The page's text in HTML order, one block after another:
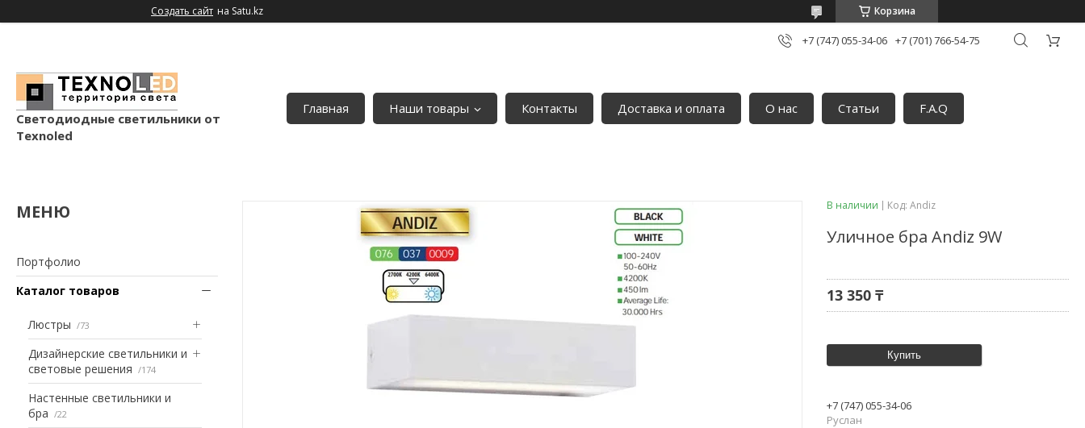
Создать сайт на Satu.kz Корзина
+7 (747) 055-34-06 +7 (701) 766-54-75
Светодиодные светильники от
Texnoled
Главная Наши товары Контакты Доставка и оплата О нас Статьи F.A.Q
Портфолио
Каталог товаров
Люстры 73
Дизайнерские светильники и
световые решения
174
Настенные светильники и
бра
22
В наличии Код: Andiz
Уличное бра Andiz 9W
13 350 ₸
Купить
+7 (747) 055-34-06
Руслан